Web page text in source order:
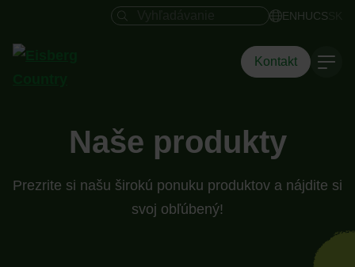
Vyhľadávacie pole ENHUCS
Kontakt
Naše produkty
Prezrite si našu širokú ponuku produktov a nájdite si
svoj obľúbený!